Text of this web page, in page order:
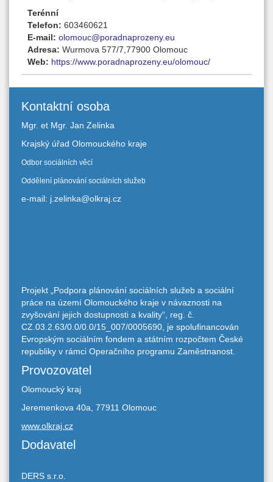
Terénní
Telefon: 603460621
E-mail: olomouc@poradnaprozeny.eu
Adresa: Wurmova 577/7,77900 Olomouc
Web: https://www.poradnaprozeny.eu/olomouc/
Kontaktní osoba
Mgr. et Mgr. Jan Zelinka
Krajský úřad Olomouckého kraje
Odbor sociálních věcí
Oddělení plánování sociálních služeb
e-mail: j.zelinka@olkraj.cz
Projekt „Podpora plánování sociálních služeb a sociální
práce na území Olomouckého kraje v návaznosti na
zvyšování jejich dostupnosti a kvality“, reg. č.
CZ.03.2.63/0.0/0.0/15_007/0005690, je spolufinancován
Evropským sociálním fondem a státním rozpočtem České
republiky v rámci Operačního programu Zaměstnanost.
Provozovatel
Olomoucký kraj
Jeremenkova 40a, 77911 Olomouc
www.olkraj.cz
Dodavatel
DERS s.r.o.